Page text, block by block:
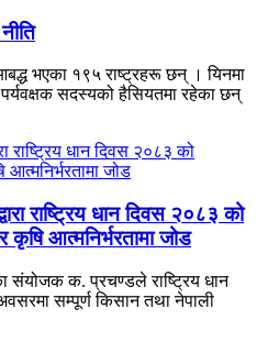
भएका १९५ राष्ट्रहरू छन् । यिनमा
सदस्यको हैसियतमा रहेका छन्
राष्ट्रिय धान दिवस २०८३ को
कृषि आत्मनिर्भरतामा जोड
संयोजक क. प्रचण्डले राष्ट्रिय धान
सम्पूर्ण किसान तथा नेपाली